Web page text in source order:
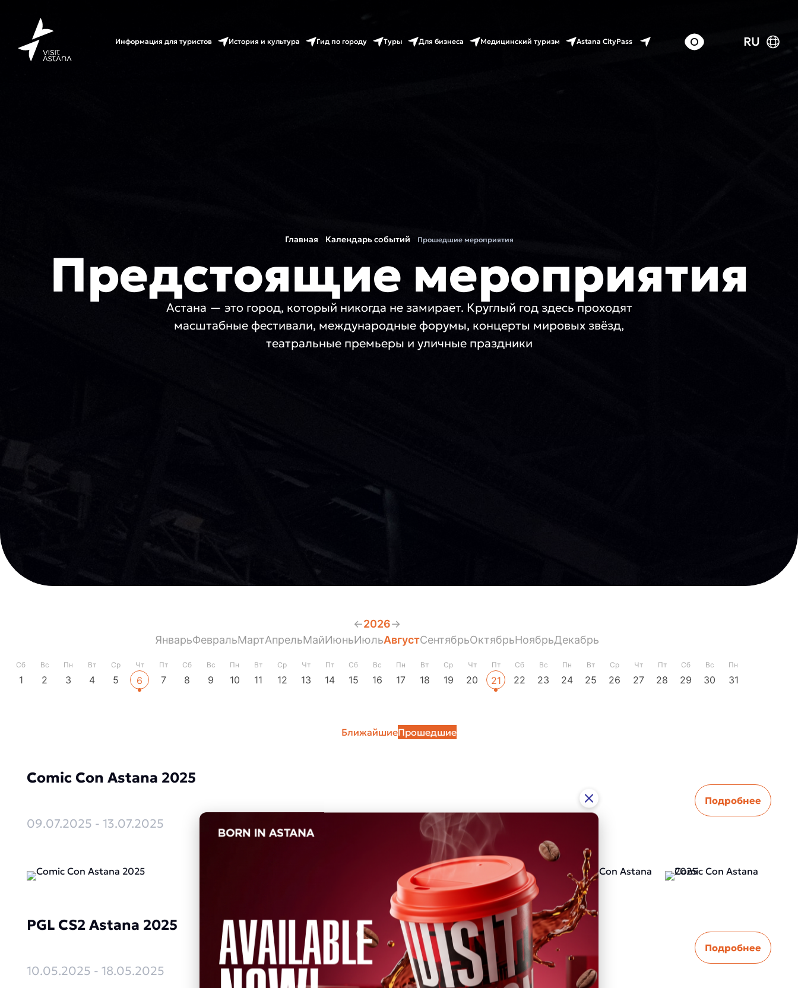
Информация для туристов История и культура Гид по городу Туры Для бизнеса Медицинский туризм Astana CityPass RU
Главная Календарь событий Прошедшие мероприятия
Предстоящие мероприятия
Астана — это город, который никогда не замирает. Круглый год здесь проходят
масштабные фестивали, международные форумы, концерты мировых звёзд,
театральные премьеры и уличные праздники
БлижайшиеПрошедшие
Comic Con Astana 2025
09.07.2025 - 13.07.2025
Подробнее
PGL CS2 Astana 2025
10.05.2025 - 18.05.2025
Подробнее
←2026→
ЯнварьФевральМартАпрельМайИюньИюльАвгустСентябрьОктябрьНоябрьДекабрь
Сб
1
Вс
2
Пн
3
Вт
4
Ср
5
Чт
6
Пт
7
Сб
8
Вс
9
Пн
10
Вт
11
Ср
12
Чт
13
Пт
14
Сб
15
Вс
16
Пн
17
Вт
18
Ср
19
Чт
20
Пт
21
Сб
22
Вс
23
Пн
24
Вт
25
Ср
26
Чт
27
Пт
28
Сб
29
Вс
30
Пн
31